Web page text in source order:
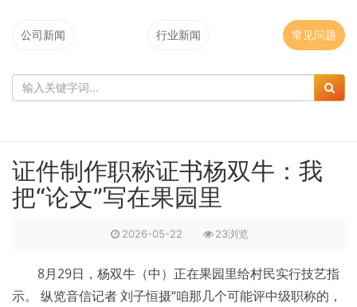
公司新闻 行业新闻 常见问题
证件制作职称证书杨双牛：我
把“论文”写在果园里
2026-05-22 23浏览
8月29日，杨双牛（中）正在果园里给村民实行技艺指
示。 纵览音信记者 刘子恒摄“咱那几个可能评中级职称的，